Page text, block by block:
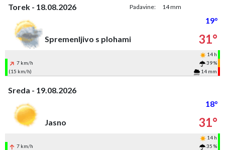
Torek - 18.08.2026 Padavine: 14 mm
19°
Spremenljivo s plohami
31°
14 h
7 km/h
39 %
(15 km/h)
14 mm
Sreda - 19.08.2026
18°
Jasno
31°
14 h
7 km/h
35 %